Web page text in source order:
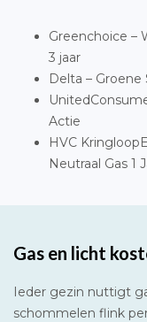
Greenchoice –
3 jaar
Delta – Groene
Actie
HVC
Neutraal Gas 1
Gas en licht
Ieder gezin nuttigt
schommelen flink